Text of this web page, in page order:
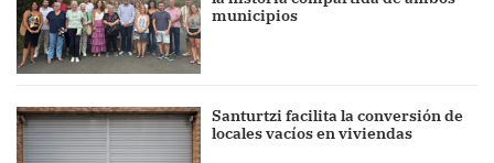
municipios
Santurtzi facilita la conversión de
locales vacíos en viviendas